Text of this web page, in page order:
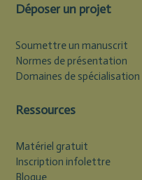
Déposer un projet
Soumettre un manuscrit
Normes de présentation
Domaines de spécialisation
Ressources
Matériel gratuit
Inscription infolettre
Blogue